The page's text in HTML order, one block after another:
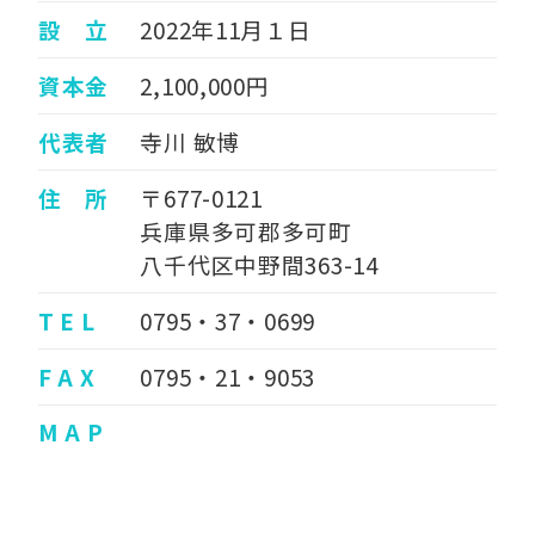
設 立
2022年11月１日
資本金
2,100,000円
代表者
寺川 敏博
住 所
〒677-0121
兵庫県多可郡多可町
八千代区中野間363-14
T E L
0795・37・0699
F A X
0795・21・9053
M A P